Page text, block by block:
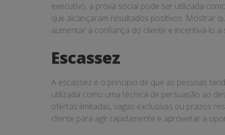
executivo, a prova social pode ser utilizada
que alcançaram resultados positivos. Mostrar
aumentar a confiança do cliente e incentivá-lo a
Escassez
A escassez é o princípio de que as pessoas
utilizada como uma técnica de persuasão ao
ofertas limitadas, vagas exclusivas ou prazos
cliente para agir rapidamente e aproveitar a